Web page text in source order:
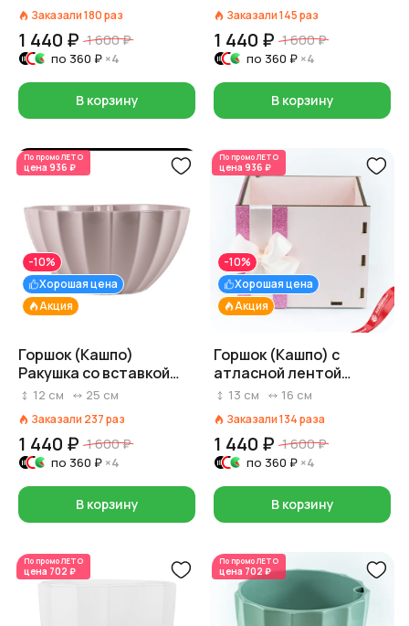
Заказали180раз
1 440 ₽ 1 600 ₽
по 360 ₽ ×4
В корзину
Заказали145раз
1 440 ₽ 1 600 ₽
по 360 ₽ ×4
В корзину
По промоЛЕТО
цена 936 ₽
Акция
Хорошая цена
-10%
Горшок (Кашпо)
Ракушка со вставкой
3,4л Пластик D 25 см H
12 см 25 см
Заказали 237раз
1 440 ₽ 1 600 ₽
по 360 ₽ ×4
В корзину
По промоЛЕТО
цена 936 ₽
Акция
Хорошая цена
-10%
Горшок (Кашпо) с
атласной лентой
Фанера D 15,6 x 14,2 см H
13 см 16 см
Заказали134раза
1 440 ₽ 1 600 ₽
по 360 ₽ ×4
В корзину
По промоЛЕТО
цена 702 ₽
По промоЛЕТО
цена 702 ₽